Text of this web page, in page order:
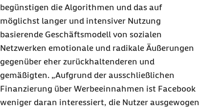
begünstigen die Algorithmen und das auf
möglichst langer und intensiver Nutzung
basierende Geschäftsmodell von sozialen
Netzwerken emotionale und radikale Äußerungen
gegenüber eher zurückhaltenderen und
gemäßigten. „Aufgrund der ausschließlichen
Finanzierung über Werbeeinnahmen ist Facebook
weniger daran interessiert, die Nutzer ausgewogen